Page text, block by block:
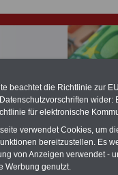
für Beamte &
muss bisMärz 2027 eine
& Ruhestandsbeamte) gibt
füralle (!) Beamte
hierzu eine Broschüre
beachtet die Richtlinie zur
wider:
für elektronische
verwendet Cookies, um
bereitzustellen. Es
von Anzeigen verwendet -
Werbung genutzt.